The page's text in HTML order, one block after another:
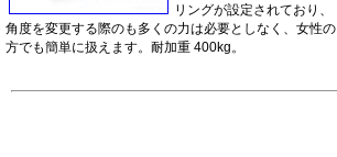
リングが設定されており、
角度を変更する際のも多くの力は必要としなく、女性の
方でも簡単に扱えます。耐加重 400kg。